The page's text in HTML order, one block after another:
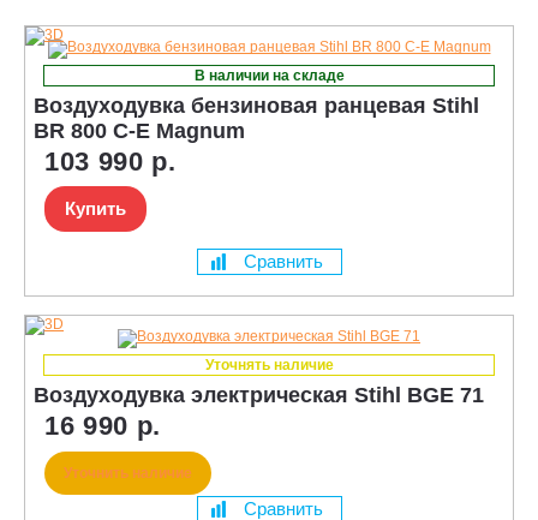
В наличии на складе
Воздуходувка бензиновая ранцевая Stihl
BR 800 C-E Magnum
103 990 р.
Купить
Сравнить
Уточнять наличие
Воздуходувка электрическая Stihl BGE 71
16 990 р.
Уточнить наличие
Сравнить